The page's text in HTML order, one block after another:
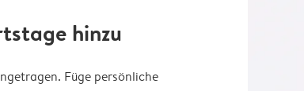
hinzu
Füge persönliche